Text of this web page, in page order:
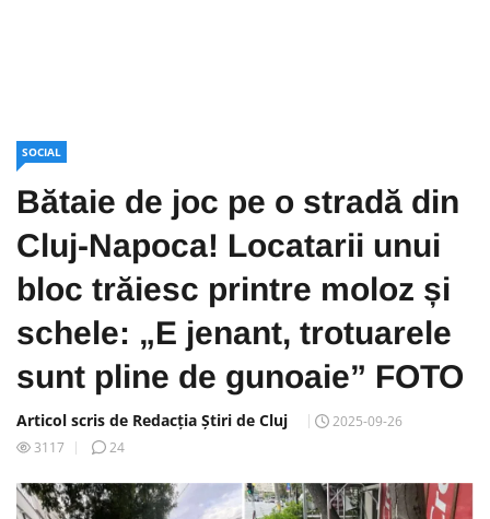
SOCIAL
Bătaie de joc pe o stradă din
Cluj-Napoca! Locatarii unui
bloc trăiesc printre moloz și
schele: „E jenant, trotuarele
sunt pline de gunoaie” FOTO
Articol scris de Redacția Știri de Cluj
2025-09-26
3117
24